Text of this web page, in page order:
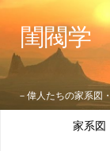
閨閥学
－偉人たちの家系
家系図